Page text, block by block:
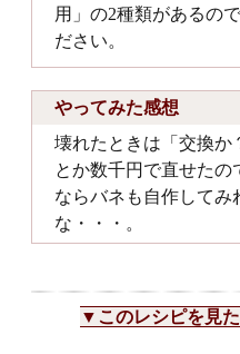
用」の2種類があるの
ださい。
やってみた感想
壊れたときは「交換か
とか数千円で直せた
ならバネも自作してみ
な・・・。
▼このレシピを見